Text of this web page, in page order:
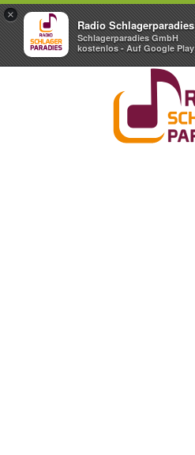
×
Radio Schlagerparadies
Schlagerparadies GmbH
kostenlos - Auf Google Play